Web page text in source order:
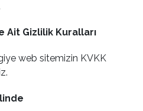
Ait Gizlilik Kuralları
web sitemizin KVKK